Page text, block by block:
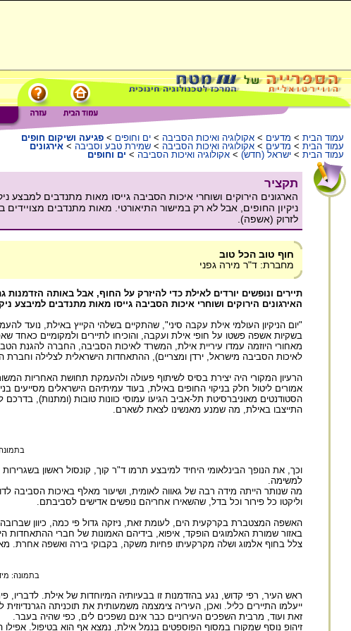
עמוד הבית > מדעים > אקולוגיה ואיכות הסביבה > ים וחופים > פגיעה ושיקום חופים
עמוד הבית > מדעים > אקולוגיה ואיכות הסביבה > שמירת טבע וסביבה > אירגונים
עמוד הבית > ישראל (חדש) > אקולוגיה ואיכות הסביבה > ים וחופים
תקציר
ניקיון החופים, אבל לא רק במישור התיאורטי. מאות מתנדבים
לזרוק (אשפה).
חוף טוב הכל טוב
מחברת: ד"ר מירה גפני
תיירים ונופשים יורדים לאילת כדי להיזרק על החוף, אבל באותה
האירגונים הירוקים ושוחרי איכות הסביבה גייסו מאות מתנדבים למיבצע
"יום הניקיון העולמי אילת עקבה סיני", שהתקיים בשלהי הקייץ באילת, נועד
בשקיות אשפה פשטו על חופי אילת ועקבה, והוכיחו לתיירים ולמקומיים כאחד
לאיכות הסביבה מישראל, ירדן ומצריים), ההתאחדות הישראלית לצלילה וחברת
הרעיון המקורי היה יצירת בסיס לשיתוף פעולה ולהעמקת תחושת האחריות
אמורים ליטול חלק בניקוי החופים באילת, בעוד עמיתיהם הישראלים מסייעים
הסטודנטים מאוניברסיטת תל-אביב הגיעו עמוסי כוונות טובות (ומתנות),
התייצבו באילת, מה שמנע מאנשינו לצאת לשארם.
וכך, את הנופך הבינלאומי היחיד למיבצע תרמו ד"ר קוך, קונסול ראשון
למשימה.
וליקטו כל פירור וכל בדל, שהשאירו אחריהם נופשים אדישים לסביבתם.
האשפה המצטברת בקרקעית הים, לעומת זאת, ניזקה גדול פי כמה, כיוון שברובה
באזור שמורת האלמוגים הופקד, איפוא, בידיהם האמונות של חברי ההתאחדות
צלל בחוף אלמוג ושלה מקרקעיתו פחיות משקה, בקבוקי בירה ואשפה אחרת.
בתמונה:
ראש העיר, רפי קדוש, נגע בהזדמנות זו בבעיותיה המיוחדות של אילת.
ייעלמו התיירים כליל. ואכן, העיריה צימצמה משמעותית את תוכניתה הגרנדיוזית לבנות 36 אלף חדרי מלון נוספים, ותסתפק בשליש
זאת ועוד, מרבית השפכים העירוניים כבר אינם נשפכים לים, כפי שהיה בעבר.
זיהופ נוסף שמקורו במסוף הפוספטים בנמל אילת, נמצא אף הוא בטיפול.